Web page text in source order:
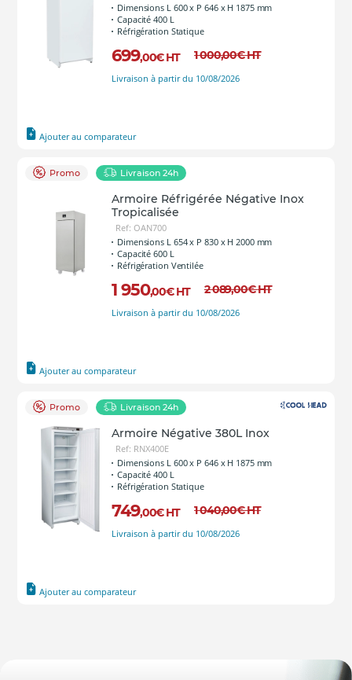
Dimensions L 600 x P 646 x H 1875 mm
Capacité 400 L
Réfrigération Statique
699,00€ HT 1 000,00€HT
Livraison à partir du 10/08/2026
Ajouter au comparateur
Promo Livraison 24h
Armoire Réfrigérée Négative Inox
Tropicalisée
Ref: OAN700
Dimensions L 654 x P 830 x H 2000 mm
Capacité 600 L
Réfrigération Ventilée
1 950,00€ HT 2 089,00€HT
Livraison à partir du 10/08/2026
Ajouter au comparateur
Promo Livraison 24h
Armoire Négative 380L Inox
Ref: RNX400E
Dimensions L 600 x P 646 x H 1875 mm
Capacité 400 L
Réfrigération Statique
749,00€ HT 1 040,00€HT
Livraison à partir du 10/08/2026
Ajouter au comparateur